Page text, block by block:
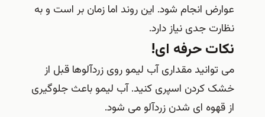
عوارض انجام شود. این روند اما زمان بر است و به
نظارت جدی نیاز دارد.
نکات حرفه ای!
می توانید مقداری آب لیمو روی زردآلوها قبل از
خشک کردن اسپری کنید. آب لیمو باعث جلوگیری
از قهوه ای شدن زردآلو می شود.